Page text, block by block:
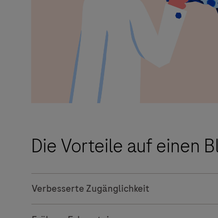
Die Vorteile auf einen
Verbesserte Zugänglichkeit